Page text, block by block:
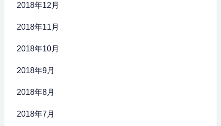
2018年12月
2018年11月
2018年10月
2018年9月
2018年8月
2018年7月